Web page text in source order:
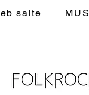
saite